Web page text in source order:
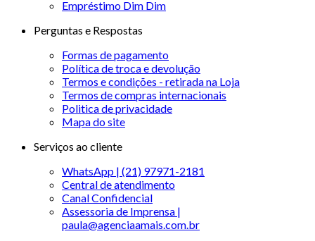
Empréstimo Dim Dim
Perguntas e Respostas
Formas de pagamento
Política de troca e devolução
Termos e condições - retirada na Loja
Termos de compras internacionais
Politica de privacidade
Mapa do site
Serviços ao cliente
WhatsApp | (21) 97971-2181
Central de atendimento
Canal Confidencial
Assessoria de Imprensa |
paula@agenciaamais.com.br